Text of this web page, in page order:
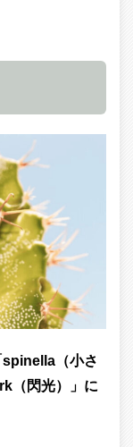
spinella（小さ
（閃光）」に